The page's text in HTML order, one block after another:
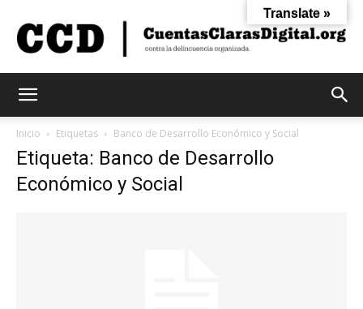
Inicio Etiquetas Banco de Desarrollo Económico y Social
Etiqueta: Banco de Desarrollo
Económico y Social
Translate »